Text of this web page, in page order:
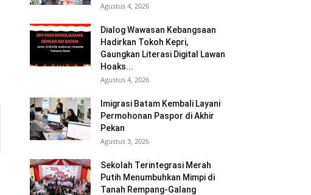
Agustus 4, 2026
Dialog Wawasan Kebangsaan
Hadirkan Tokoh Kepri,
Gaungkan Literasi Digital Lawan
Hoaks...
Agustus 4, 2026
Imigrasi Batam Kembali Layani
Permohonan Paspor di Akhir
Pekan
Agustus 3, 2026
Sekolah Terintegrasi Merah
Putih Menumbuhkan Mimpi di
Tanah Rempang-Galang